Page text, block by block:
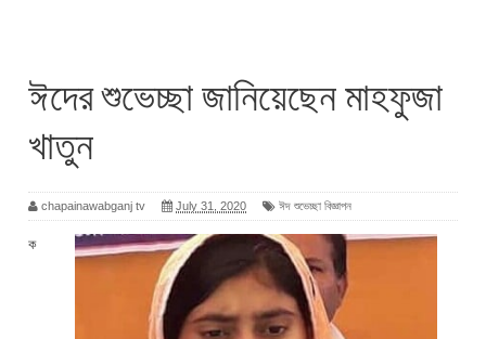
ঈদের শুভেচ্ছা জানিয়েছেন মাহফুজা
খাতুন
chapainawabganj tv July 31, 2020 ঈদ শুভেচ্ছা বিজ্ঞাপন
ক